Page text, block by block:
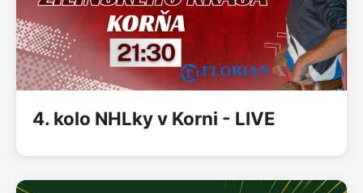
4. kolo NHLky v Korni - LIVE